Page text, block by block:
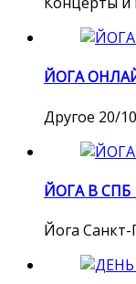
ЙОГА
Другое 20/
ЙОГА В СПБ
Йога Санкт-